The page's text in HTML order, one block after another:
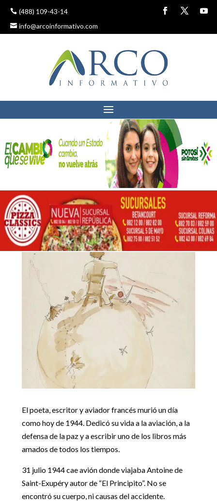
(488) 109-43-14
info@arcoinformativo.com
Inicio 5
Presentamos acuarela originales del principito
PRESENTAMOS
ACUARELA ORIGINALES
DEL PRINCIPITO
Cultura
31 julio, 2017
El poeta, escritor y aviador francés murió un día
como hoy de 1944. Dedicó su vida a la aviación, a la
defensa de la paz y a escribir uno de los libros más
amados de todos los tiempos.
31 julio 1944 cae avión donde viajaba Antoine de
Saint-Exupéry autor de “El Principito”. No se
encontró su cuerpo, ni causas del accidente.